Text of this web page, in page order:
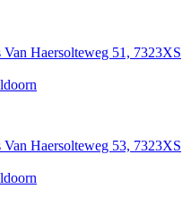
Van Haersolteweg 51, 7323XS
Van Haersolteweg 53, 7323XS